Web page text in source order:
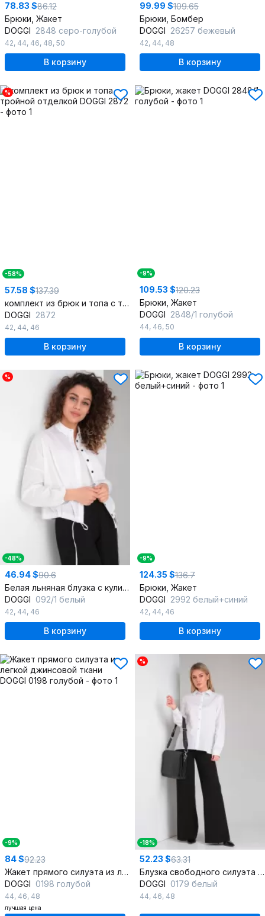
78.83 $86.12
Брюки, Жакет
DOGGI 2848 серо-голубой
42, 44, 46, 48, 50
В корзину
99.99 $109.65
Брюки, Бомбер
DOGGI 26257 бежевый
42, 44, 48
В корзину
%
-58%
57.58 $137.39
комплект из брюк и топа с тройной отделкой
DOGGI 2872
42, 44, 46
В корзину
-9%
109.53 $120.23
Брюки, Жакет
DOGGI 2848/1 голубой
44, 46, 50
В корзину
%
-48%
46.94 $90.6
Белая льняная блузка с кулиской и сборками
DOGGI 092/1 белый
42, 44, 46
В корзину
-9%
124.35 $136.7
Брюки, Жакет
DOGGI 2992 белый+синий
42, 44, 46
В корзину
-9%
84 $92.23
Жакет прямого силуэта из легкой джинсовой ткани
DOGGI 0198 голубой
44, 46, 48
лучшая цена
%
-18%
52.23 $63.31
Блузка свободного силуэта с асимметричным запахом
DOGGI 0179 белый
44, 46, 48